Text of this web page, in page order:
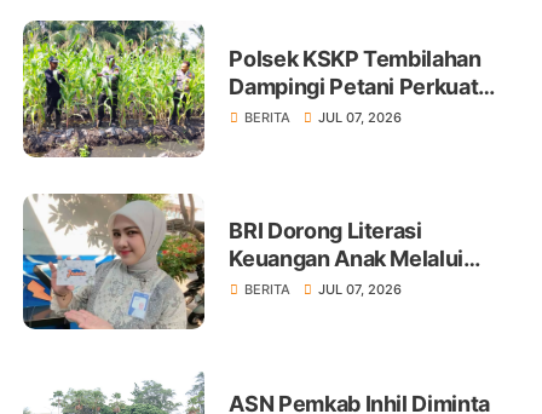
Polsek KSKP Tembilahan
Dampingi Petani Perkuat
Swasembada Pangan
BERITA JUL 07, 2026
BRI Dorong Literasi
Keuangan Anak Melalui
Produk BritAma Junio
BERITA JUL 07, 2026
ASN Pemkab Inhil Diminta